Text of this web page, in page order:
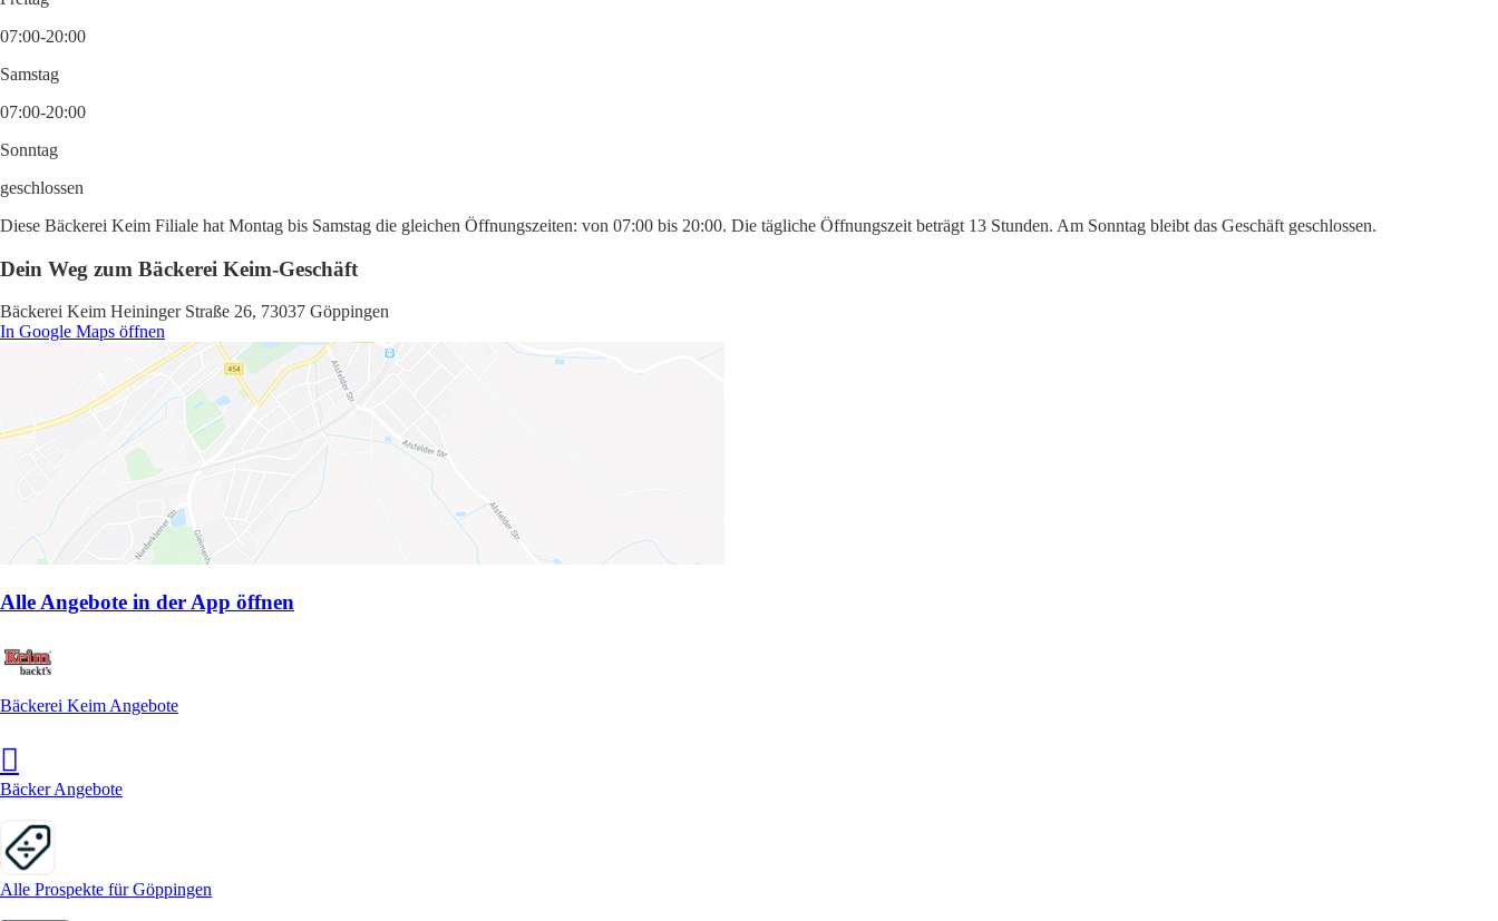
07:00-20:00
Samstag
07:00-20:00
Sonntag
geschlossen
Diese Bäckerei Keim Filiale hat Montag bis Samstag die gleichen Öffnungszeiten: von 07:00 bis 20:00. Die tägliche Öffnungszeit beträgt 13 Stunden. Am Sonntag bleibt das Geschäft geschlossen.
Dein Weg zum Bäckerei Keim-Geschäft
Bäckerei Keim Heininger Straße 26, 73037 Göppingen
In Google Maps öffnen
Alle Angebote in der App öffnen
Bäckerei Keim Angebote
Bäcker Angebote
Alle Prospekte für Göppingen